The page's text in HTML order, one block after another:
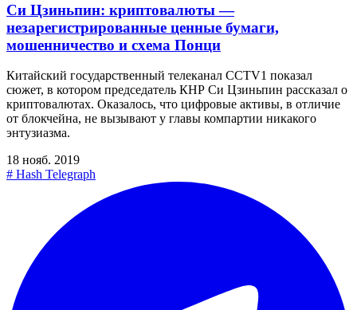
Си Цзиньпин: криптовалюты —
незарегистрированные ценные бумаги,
мошенничество и схема Понци
Китайский государственный телеканал CCTV1 показал
сюжет, в котором председатель КНР Си Цзиньпин рассказал о
криптовалютах. Оказалось, что цифровые активы, в отличие
от блокчейна, не вызывают у главы компартии никакого
энтузиазма.
18 нояб. 2019
# Hash Telegraph